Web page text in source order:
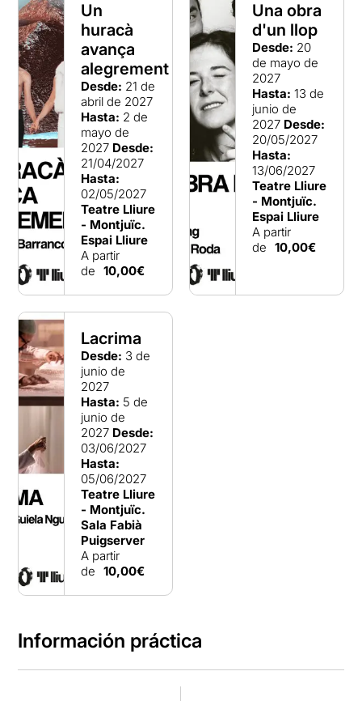
Un
huracà
avança
alegrement
Desde: 21 de
abril de 2027
Hasta: 2 de
mayo de
2027 Desde:
21/04/2027
Hasta:
02/05/2027
Teatre Lliure
- Montjuïc.
Espai Lliure
A partir
de 10,00€
Una obra
d'un llop
Desde: 20
de mayo de
2027
Hasta: 13 de
junio de
2027 Desde:
20/05/2027
Hasta:
13/06/2027
Teatre Lliure
- Montjuïc.
Espai Lliure
A partir
de 10,00€
Lacrima
Desde: 3 de
junio de
2027
Hasta: 5 de
junio de
2027 Desde:
03/06/2027
Hasta:
05/06/2027
Teatre Lliure
- Montjuïc.
Sala Fabià
Puigserver
A partir
de 10,00€
Información práctica